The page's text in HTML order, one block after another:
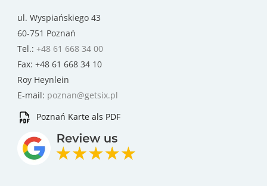
ul. Wyspiańskiego 43
60-751 Poznań
Tel.: +48 61 668 34 00
Fax: +48 61 668 34 10
Roy Heynlein
E-mail: poznan@getsix.pl
Poznań Karte als PDF